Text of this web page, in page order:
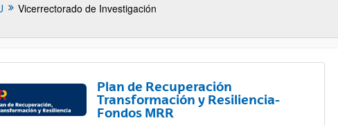
Vicerrectorado de Investigación
Plan de Recuperación
Transformación y Resiliencia-
Fondos MRR